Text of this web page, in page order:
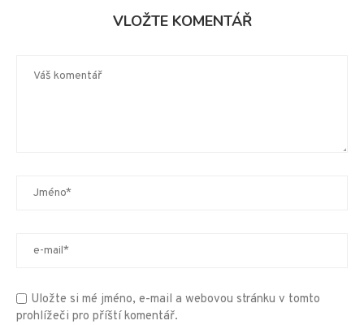
VLOŽTE KOMENTÁŘ
Uložte si mé jméno, e-mail a webovou stránku v tomto
prohlížeči pro příští komentář.